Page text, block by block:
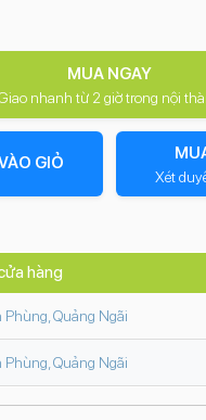
MUA NGAY
nhanh từ 2 giờ trong nội
GIỎ
Xét
hàng
Quảng Ngãi
Quảng Ngãi